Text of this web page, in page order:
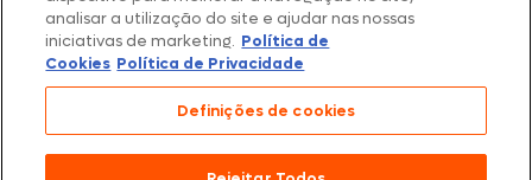
Os preços, promoções e condições de pagamento são válidos
exclusivamente para compras efetuadas em nossos parceiros.
Todos os produtos estão sujeitos a disponibilidade de estoque.
São Paulo/SP – CEP 05.118-100
© 2026 Seara. Todos os direitos reservados
analisar a utilização do site e ajudar nas nossas
iniciativas de marketing. Política de
Cookies Política de Privacidade
Definições de cookies